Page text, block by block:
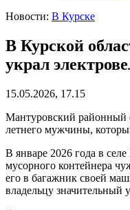
Новости: В Курске
В Курской
украл
15.05.2026, 17.15
Мантуровский районный
летнего мужчины,
В январе 2026 года в
мусорного контейнера
его в багажник своей
владельцу значительный